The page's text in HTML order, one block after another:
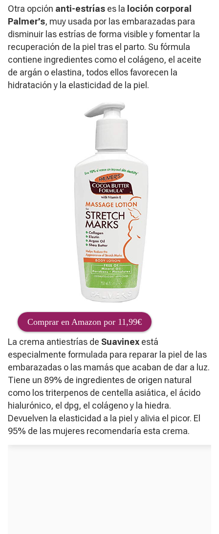
Otra opción anti-estrías es la loción corporal
Palmer’s, muy usada por las embarazadas para
disminuir las estrías de forma visible y fomentar la
recuperación de la piel tras el parto. Su fórmula
contiene ingredientes como el colágeno, el aceite
de argán o elastina, todos ellos favorecen la
hidratación y la elasticidad de la piel.
Comprar en Amazon por 11,99€
La crema antiestrías de Suavinex está
especialmente formulada para reparar la piel de las
embarazadas o las mamás que acaban de dar a luz.
Tiene un 89% de ingredientes de origen natural
como los triterpenos de centella asiática, el ácido
hialurónico, el dpg, el colágeno y la hiedra.
Devuelven la elasticidad a la piel y alivia el picor. El
95% de las mujeres recomendaría esta crema.